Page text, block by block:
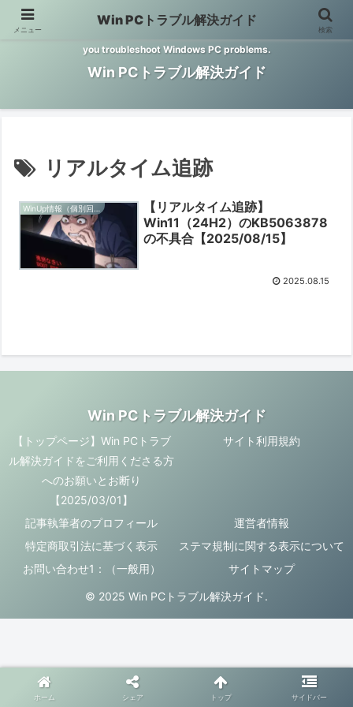
Windows PCのトラブル解決をお手伝いするサイトです。 This site helps
you troubleshoot Windows PC problems.
Win PCトラブル解決ガイド
リアルタイム追跡
【リアルタイム追跡】
Win11（24H2）のKB5063878
の不具合【2025/08/15】
2025.08.15
Win PCトラブル解決ガイド
【トップページ】Win PCトラブ
ル解決ガイドをご利用くださる方
へのお願いとお断り
【2025/03/01】
サイト利用規約
記事執筆者のプロフィール
運営者情報
特定商取引法に基づく表示
ステマ規制に関する表示について
お問い合わせ1：（一般用）
サイトマップ
© 2025 Win PCトラブル解決ガイド.
メニュー
Win PCトラブル解決ガイド
検索
ホーム シェア トップ サイドバー